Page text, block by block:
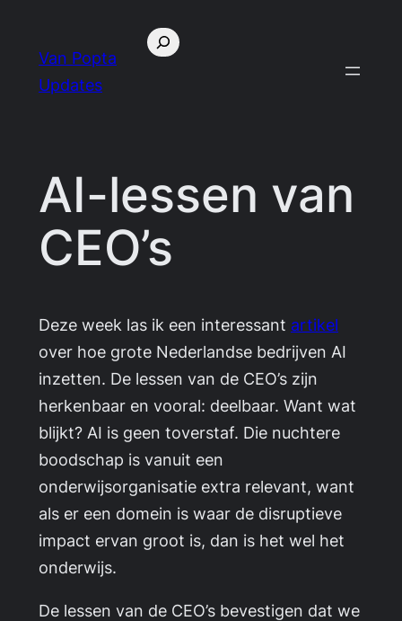
Van Popta
Updates
Search
AI-lessen van
CEO’s
Deze week las ik een interessant artikel
over hoe grote Nederlandse bedrijven AI
inzetten. De lessen van de CEO’s zijn
herkenbaar en vooral: deelbaar. Want wat
blijkt? AI is geen toverstaf. Die nuchtere
boodschap is vanuit een
onderwijsorganisatie extra relevant, want
als er een domein is waar de disruptieve
impact ervan groot is, dan is het wel het
onderwijs.
De lessen van de CEO’s bevestigen dat we